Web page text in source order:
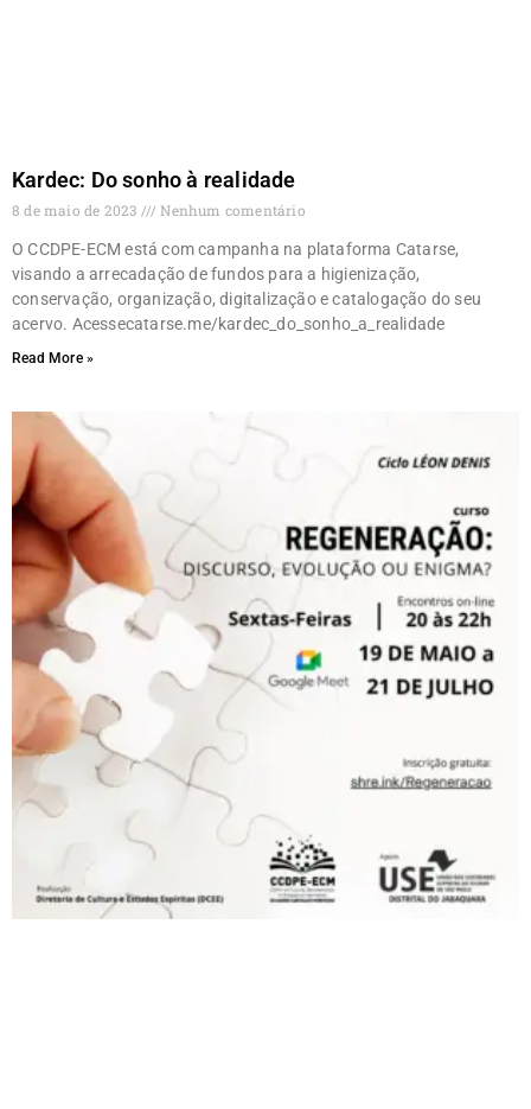
Kardec: Do sonho à realidade
8 de maio de 2023 Nenhum comentário
O CCDPE-ECM está com campanha na plataforma Catarse,
visando a arrecadação de fundos para a higienização,
conservação, organização, digitalização e catalogação do seu
acervo. Acessecatarse.me/kardec_do_sonho_a_realidade
Read More »